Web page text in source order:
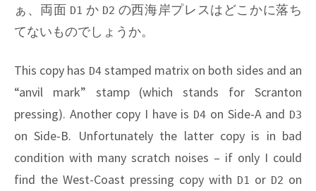
ぁ、両面 D1 か D2 の西海岸プレスはどこかに落ち
てないものでしょうか。
This copy has D4stamped matrix on both sides and an
“anvil mark” stamp (which stands for Scranton
pressing). Another copy I have is D4 on Side-A and D3
on Side-B. Unfortunately the latter copy is in bad
condition with many scratch noises – if only I could
find the West-Coast pressing copy with D1 or D2 on